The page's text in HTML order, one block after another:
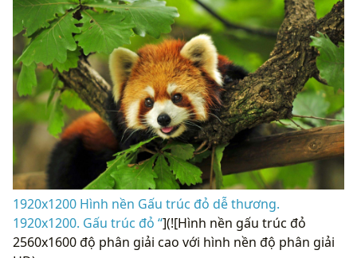
1920x1200 Hình nền Gấu trúc đỏ dễ thương.
1920x1200. Gấu trúc đỏ “](![Hình nền gấu trúc đỏ
2560x1600 độ phân giải cao với hình nền độ phân giải